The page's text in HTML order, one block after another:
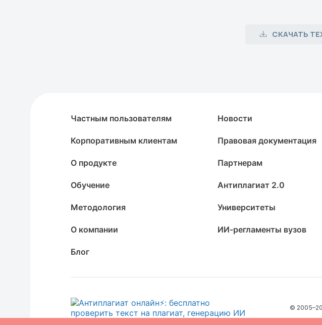
СКАЧАТЬ
Частным пользователям
Корпоративным клиентам
О продукте
Обучение
Методология
О компании
Блог
Новости
Правовая документация
Партнерам
Антиплагиат 2.0
Университеты
ИИ-регламенты вузов
©